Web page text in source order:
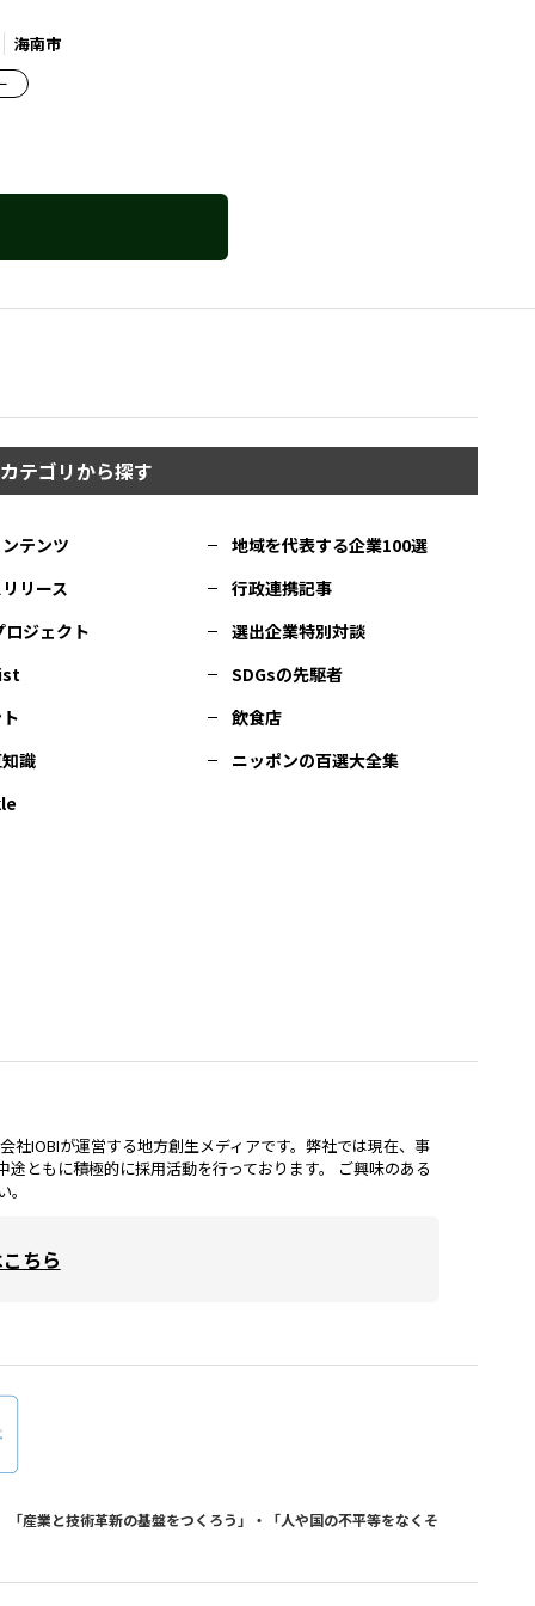
海南市
カテゴリから探す
テンツ
地域を代表する企業100選
リース
行政連携記事
ロジェクト
選出企業特別対談
SDGsの先駆者
飲食店
識
ニッポンの百選大全集
社IOBIが運営する地方創生メディアです。弊社では現在、事
途ともに積極的に採用活動を行っております。 ご興味のある
ちら
産業と技術革新の基盤をつくろう」・「人や国の不平等をなくそ